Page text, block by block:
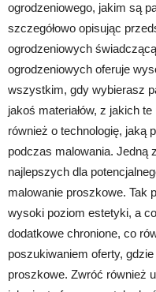
ogrodzeniowego, jakim są
szczegółowo opisując
ogrodzeniowych
ogrodzeniowych oferuje
wszystkim, gdy wybierasz
jakoś materiałów, z jakich
również o technologię, jaką
podczas malowania. Jedną
najlepszych dla
malowanie proszkowe. Tak
wysoki poziom estetyki, a
dodatkowe chronione, co
poszukiwaniem oferty,
proszkowe. Zwróć również